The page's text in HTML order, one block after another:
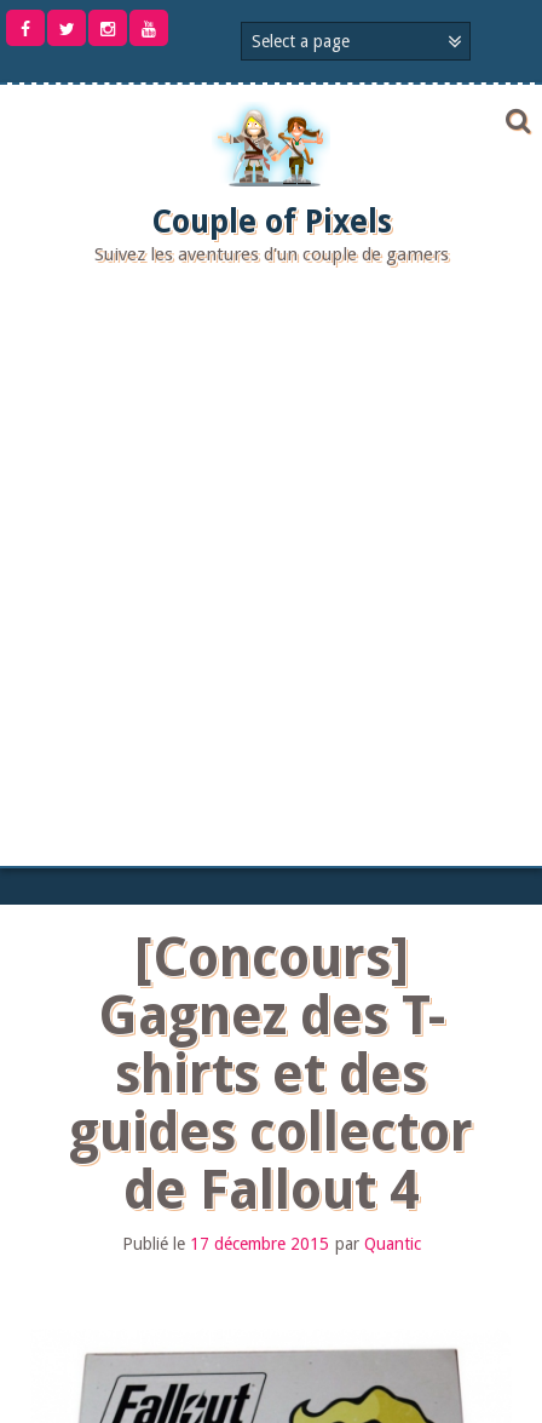
Aller
Couple of Pixels
Suivez les aventures d'un couple de gamers
[Concours]
Gagnez des T-
shirts et des
guides collector
de Fallout 4
Publié le 17 décembre 2015 par Quantic